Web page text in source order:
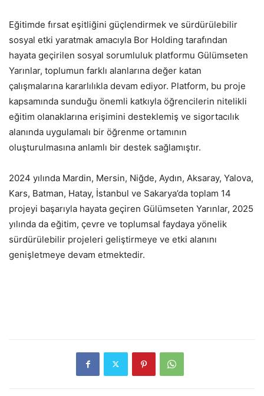
Eğitimde fırsat eşitliğini güçlendirmek ve sürdürülebilir
sosyal etki yaratmak amacıyla Bor Holding tarafından
hayata geçirilen sosyal sorumluluk platformu Gülümseten
Yarınlar, toplumun farklı alanlarına değer katan
çalışmalarına kararlılıkla devam ediyor. Platform, bu proje
kapsamında sunduğu önemli katkıyla öğrencilerin nitelikli
eğitim olanaklarına erişimini desteklemiş ve sigortacılık
alanında uygulamalı bir öğrenme ortamının
oluşturulmasına anlamlı bir destek sağlamıştır.
2024 yılında Mardin, Mersin, Niğde, Aydın, Aksaray, Yalova,
Kars, Batman, Hatay, İstanbul ve Sakarya’da toplam 14
projeyi başarıyla hayata geçiren Gülümseten Yarınlar, 2025
yılında da eğitim, çevre ve toplumsal faydaya yönelik
sürdürülebilir projeleri geliştirmeye ve etki alanını
genişletmeye devam etmektedir.